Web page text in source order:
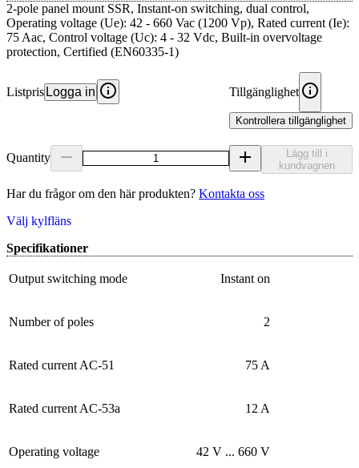
2-pole panel mount SSR, Instant-on switching, dual control,
Operating voltage (Ue): 42 - 660 Vac (1200 Vp), Rated current (Ie):
75 Aac, Control voltage (Uc): 4 - 32 Vdc, Built-in overvoltage
protection, Certified (EN60335-1)
Listpris Logga in Tillgänglighet
Kontrollera tillgänglighet
Quantity
Lägg till i
kundvagnen
Har du frågor om den här produkten? Kontakta oss
Välj kylfläns
Specifikationer
Output switching mode Instant on
Number of poles 2
Rated current AC-51 75 A
Rated current AC-53a 12 A
Operating voltage 42 V ... 660 V